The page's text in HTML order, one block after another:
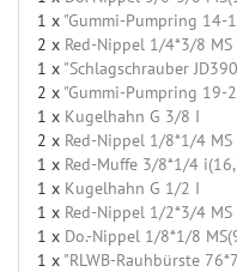
1 x "Gummi-Pumpring 14-
2 x Red-Nippel 1/4*3/8 MS
1 x "Schlagschrauber
2 x "Gummi-Pumpring 19-
1 x Kugelhahn G 3/8 I
2 x Red-Nippel 1/8*1/4 MS
1 x Red-Muffe 3/8*1/4
1 x Kugelhahn G 1/2 I
1 x Red-Nippel 1/2*3/4 MS
1 x Do.-Nippel 1/8*1/8
1 x "RLWB-Rauhbürste